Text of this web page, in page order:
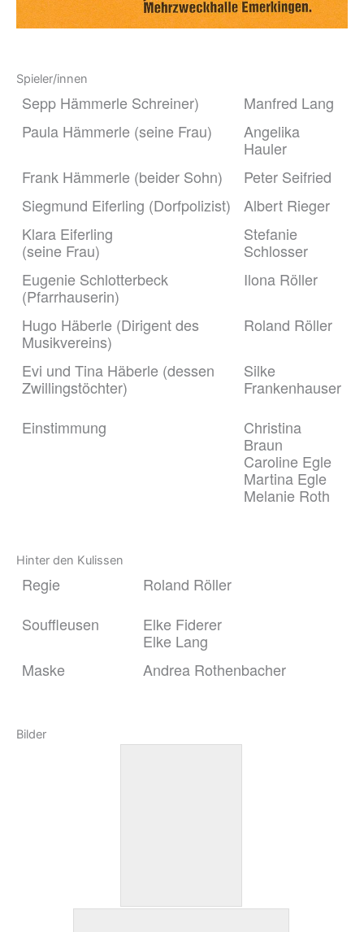
Spieler/innen
Sepp Hämmerle Schreiner)
Manfred Lang
Paula Hämmerle (seine Frau)
Angelika
Hauler
Frank Hämmerle (beider Sohn)
Peter Seifried
Siegmund Eiferling (Dorfpolizist)
Albert Rieger
Klara Eiferling
(seine Frau)
Stefanie
Schlosser
Eugenie Schlotterbeck
(Pfarrhauserin)
Ilona Röller
Hugo Häberle (Dirigent des
Musikvereins)
Roland Röller
Evi und Tina Häberle (dessen
Zwillingstöchter)
Silke
Frankenhauser
Einstimmung
Christina
Braun
Caroline Egle
Martina Egle
Melanie Roth
Hinter den Kulissen
Regie
Roland Röller
Souffleusen
Elke Fiderer
Elke Lang
Maske
Andrea Rothenbacher
Bilder